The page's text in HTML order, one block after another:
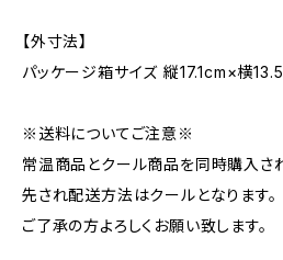
【外寸法】
パッケージ箱サイズ 縦17.1cm×横
※送料についてご注意※
常温商品とクール商品を同時購入
先され配送方法はクールとなります。
ご了承の方よろしくお願い致します。